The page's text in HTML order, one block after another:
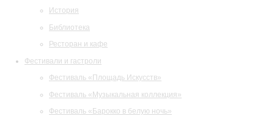
История
Библиотека
Ресторан и кафе
Фестивали и гастроли
Фестиваль «Площадь Искусств»
Фестиваль «Музыкальная коллекция»
Фестиваль «Барокко в белую ночь»